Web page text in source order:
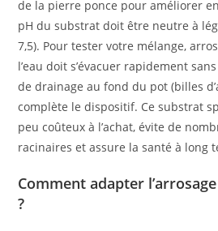
de la pierre ponce pour améliorer
pH du substrat doit être neutre à
7,5). Pour tester votre mélange,
l’eau doit s’évacuer rapidement
de drainage au fond du pot (billes
complète le dispositif. Ce substrat
peu coûteux à l’achat, évite de
racinaires et assure la santé à long
Comment adapter
?